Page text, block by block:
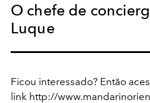
O chefe de
Luque
Ficou interessado? Então
link http://